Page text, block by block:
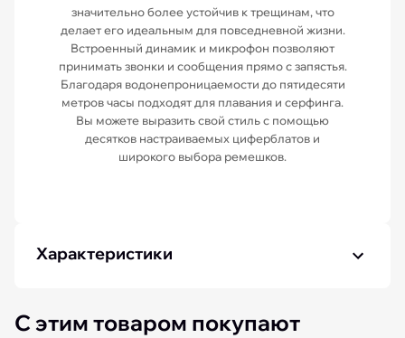
значительно более устойчив к трещинам, что
делает его идеальным для повседневной жизни.
Встроенный динамик и микрофон позволяют
принимать звонки и сообщения прямо с запястья.
Благодаря водонепроницаемости до пятидесяти
метров часы подходят для плавания и серфинга.
Вы можете выразить свой стиль с помощью
десятков настраиваемых циферблатов и
широкого выбора ремешков.
Характеристики
С этим товаром покупают